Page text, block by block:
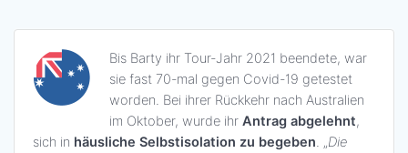
Bis Barty ihr Tour-Jahr 2021 beendete, war
sie fast 70-mal gegen Covid-19 getestet
worden. Bei ihrer Rückkehr nach Australien
im Oktober, wurde ihr Antrag abgelehnt,
sich in häusliche Selbstisolation zu begeben. „Die